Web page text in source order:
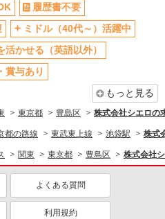
客サービス
ミドル（40代～）活躍中
ボーナス・賞与あり
車通勤OK
社会保険あり
履歴書不要
ミドル（40代～）活躍中
活かせる（英語以外）
賞与あり
もっと見る
東京都 豊島区 株式会社シエロの
都の路線 東武東上線 池袋駅 株式
関東 東京都 豊島区 株式会社
よくある質問
利用規約